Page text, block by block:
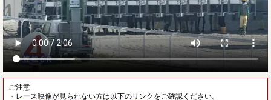
ご注意
・レース映像が見られない方は以下のリンクをご確認ください。